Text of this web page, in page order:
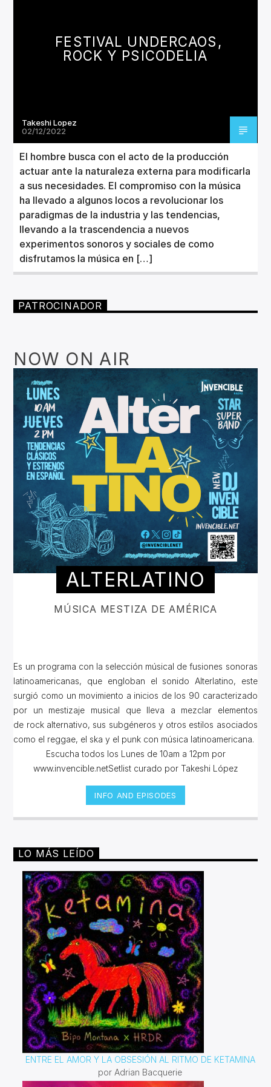
ARTISTA
Invencible Radio
FESTIVAL UNDERCAOS,
ROCK Y PSICODELIA
Takeshi Lopez
02/12/2022
El hombre busca con el acto de la producción
actuar ante la naturaleza externa para modificarla
a sus necesidades. El compromiso con la música
ha llevado a algunos locos a revolucionar los
paradigmas de la industria y las tendencias,
llevando a la trascendencia a nuevos
experimentos sonoros y sociales de como
disfrutamos la música en […]
PATROCINADOR
NOW ON AIR
ALTERLATINO
MÚSICA MESTIZA DE AMÉRICA
Es un programa con la selección músical de fusiones sonoras
latinoamericanas, que engloban el sonido Alterlatino, este
surgió como un movimiento a inicios de los 90 caracterizado
por un mestizaje musical que lleva a mezclar elementos
de rock alternativo, sus subgéneros y otros estilos asociados
como el reggae, el ska y el punk con música latinoamericana.
Escucha todos los Lunes de 10am a 12pm por
www.invencible.netSetlist curado por Takeshi López
INFO AND EPISODES
LO MÁS LEÍDO
ENTRE EL AMOR Y LA OBSESIÓN AL RITMO DE KETAMINA
por Adrian Bacquerie